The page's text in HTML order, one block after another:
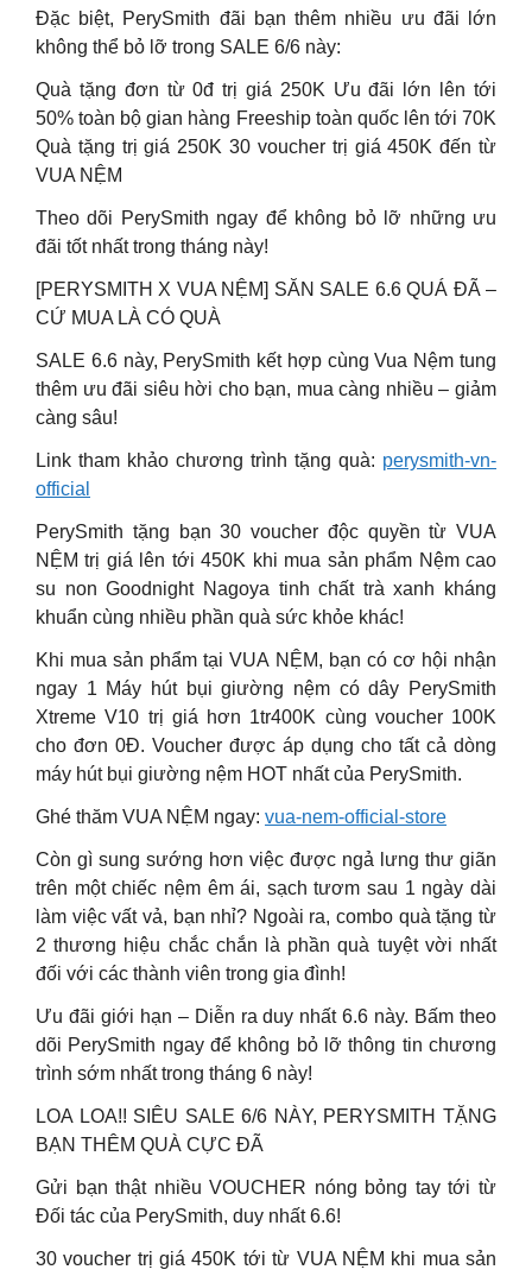
Đặc biệt, PerySmith đãi bạn thêm nhiều ưu đãi lớn
không thể bỏ lỡ trong SALE 6/6 này:
Quà tặng đơn từ 0đ trị giá 250K Ưu đãi lớn lên tới
50% toàn bộ gian hàng Freeship toàn quốc lên tới 70K
Quà tặng trị giá 250K 30 voucher trị giá 450K đến từ
VUA NỆM
Theo dõi PerySmith ngay để không bỏ lỡ những ưu
đãi tốt nhất trong tháng này!
[PERYSMITH X VUA NỆM] SĂN SALE 6.6 QUÁ ĐÃ –
CỨ MUA LÀ CÓ QUÀ
SALE 6.6 này, PerySmith kết hợp cùng Vua Nệm tung
thêm ưu đãi siêu hời cho bạn, mua càng nhiều – giảm
càng sâu!
Link tham khảo chương trình tặng quà: perysmith-vn-
official
PerySmith tặng bạn 30 voucher độc quyền từ VUA
NỆM trị giá lên tới 450K khi mua sản phẩm Nệm cao
su non Goodnight Nagoya tinh chất trà xanh kháng
khuẩn cùng nhiều phần quà sức khỏe khác!
Khi mua sản phẩm tại VUA NỆM, bạn có cơ hội nhận
ngay 1 Máy hút bụi giường nệm có dây PerySmith
Xtreme V10 trị giá hơn 1tr400K cùng voucher 100K
cho đơn 0Đ. Voucher được áp dụng cho tất cả dòng
máy hút bụi giường nệm HOT nhất của PerySmith.
Ghé thăm VUA NỆM ngay: vua-nem-official-store
Còn gì sung sướng hơn việc được ngả lưng thư giãn
trên một chiếc nệm êm ái, sạch tươm sau 1 ngày dài
làm việc vất vả, bạn nhỉ? Ngoài ra, combo quà tặng từ
2 thương hiệu chắc chắn là phần quà tuyệt vời nhất
đối với các thành viên trong gia đình!
Ưu đãi giới hạn – Diễn ra duy nhất 6.6 này. Bấm theo
dõi PerySmith ngay để không bỏ lỡ thông tin chương
trình sớm nhất trong tháng 6 này!
LOA LOA!! SIÊU SALE 6/6 NÀY, PERYSMITH TẶNG
BẠN THÊM QUÀ CỰC ĐÃ
Gửi bạn thật nhiều VOUCHER nóng bỏng tay tới từ
Đối tác của PerySmith, duy nhất 6.6!
30 voucher trị giá 450K tới từ VUA NỆM khi mua sản